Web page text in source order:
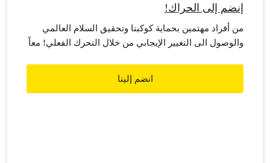
إنضم إلى الحراك!
من أفراد مهتمين بحماية كوكبنا وتحقيق السلام العالمي
والوصول الى التغيير الإيجابي من خلال التحرك الفعلي! معاً
البيئة والترويج للسلام العالمي.
انضم إلينا